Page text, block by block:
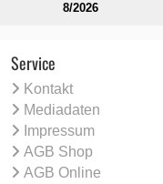
8/2026
Service
Kontakt
Mediadaten
Impressum
AGB Shop
AGB Online